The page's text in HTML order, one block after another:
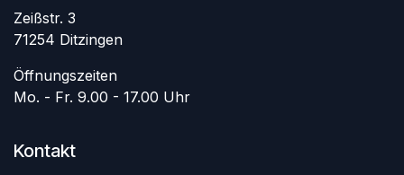
Zeißstr. 3
71254 Ditzingen
Öffnungszeiten
Mo. - Fr. 9.00 - 17.00 Uhr
Kontakt